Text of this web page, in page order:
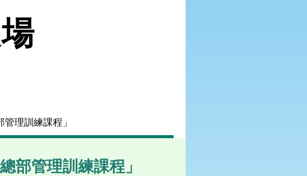
理訓練課程」
部管理訓練課程」